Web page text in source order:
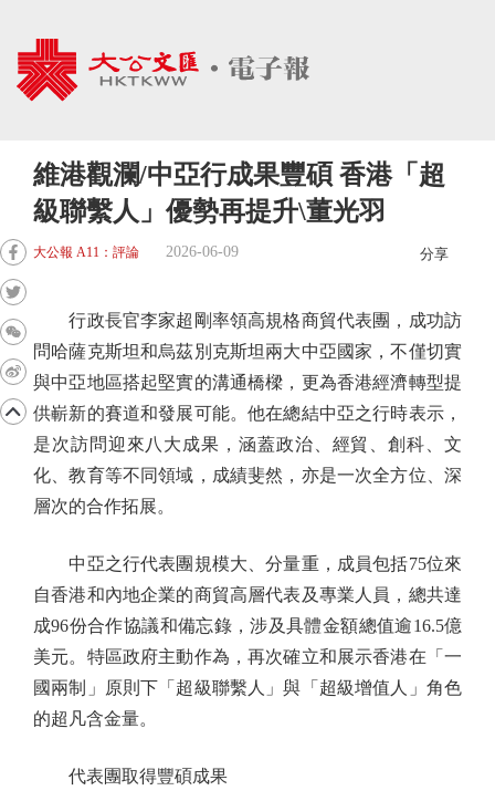
維港觀瀾/中亞行成果豐碩 香港「超
級聯繫人」優勢再提升\董光羽
大公報 A11：評論 2026-06-09 分享
行政長官李家超剛率領高規格商貿代表團，成功訪
問哈薩克斯坦和烏茲別克斯坦兩大中亞國家，不僅切實
與中亞地區搭起堅實的溝通橋樑，更為香港經濟轉型提
供嶄新的賽道和發展可能。他在總結中亞之行時表示，
是次訪問迎來八大成果，涵蓋政治、經貿、創科、文
化、教育等不同領域，成績斐然，亦是一次全方位、深
層次的合作拓展。
中亞之行代表團規模大、分量重，成員包括75位來
自香港和內地企業的商貿高層代表及專業人員，總共達
成96份合作協議和備忘錄，涉及具體金額總值逾16.5億
美元。特區政府主動作為，再次確立和展示香港在「一
國兩制」原則下「超級聯繫人」與「超級增值人」角色
的超凡含金量。
代表團取得豐碩成果